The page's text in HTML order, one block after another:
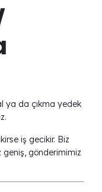
ya da çıkma yedek
iş gecikir. Biz
geniş, gönderimimiz